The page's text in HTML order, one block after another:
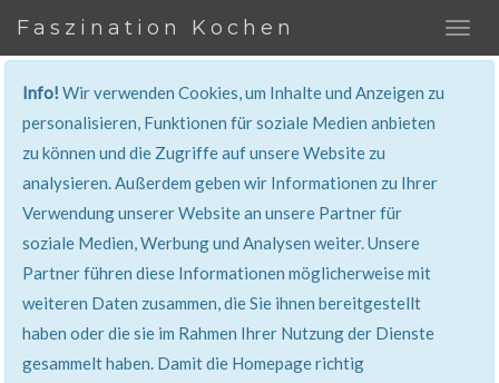
Faszination Kochen
Info!Wir verwenden Cookies, um Inhalte und Anzeigen zu
personalisieren, Funktionen für soziale Medien anbieten
zu können und die Zugriffe auf unsere Website zu
analysieren. Außerdem geben wir Informationen zu Ihrer
Verwendung unserer Website an unsere Partner für
soziale Medien, Werbung und Analysen weiter. Unsere
Partner führen diese Informationen möglicherweise mit
weiteren Daten zusammen, die Sie ihnen bereitgestellt
haben oder die sie im Rahmen Ihrer Nutzung der Dienste
gesammelt haben. Damit die Homepage richtig
REZEPT
Super erklärt & lecker...!